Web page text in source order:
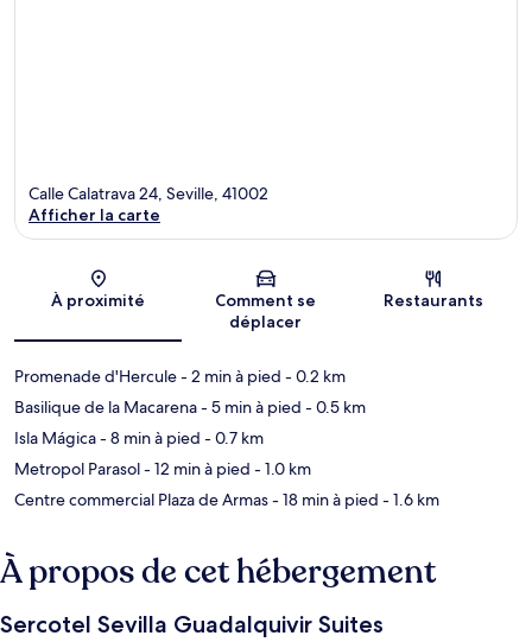
Carte
Calle Calatrava 24, Seville, 41002
Afficher la carte
À proximité
Comment se
déplacer
Restaurants
Promenade d'Hercule- 2 min à pied - 0.2 km
Basilique de la Macarena- 5 min à pied - 0.5 km
Isla Mágica- 8 min à pied - 0.7 km
Metropol Parasol- 12 min à pied - 1.0 km
Centre commercial Plaza de Armas- 18 min à pied - 1.6 km
À propos de cet hébergement
Sercotel Sevilla Guadalquivir Suites